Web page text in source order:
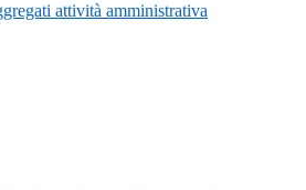
attività amministrativa